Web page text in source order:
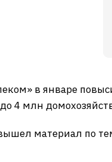
в январе
4 млн
материал по